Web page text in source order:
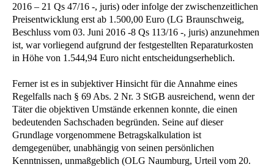
2016 – 21 Qs 47/16 -, juris) oder infolge der zwischenzeitlichen
Preisentwicklung erst ab 1.500,00 Euro (LG Braunschweig,
Beschluss vom 03. Juni 2016 -8 Qs 113/16 -, juris) anzunehmen
ist, war vorliegend aufgrund der festgestellten Reparaturkosten
in Höhe von 1.544,94 Euro nicht entscheidungserheblich.
Ferner ist es in subjektiver Hinsicht für die Annahme eines
Regelfalls nach § 69 Abs. 2 Nr. 3 StGB ausreichend, wenn der
Täter die objektiven Umstände erkennen konnte, die einen
bedeutenden Sachschaden begründen. Seine auf dieser
Grundlage vorgenommene Betragskalkulation ist
demgegenüber, unabhängig von seinen persönlichen
Kenntnissen, unmaßgeblich (OLG Naumburg, Urteil vom 20.